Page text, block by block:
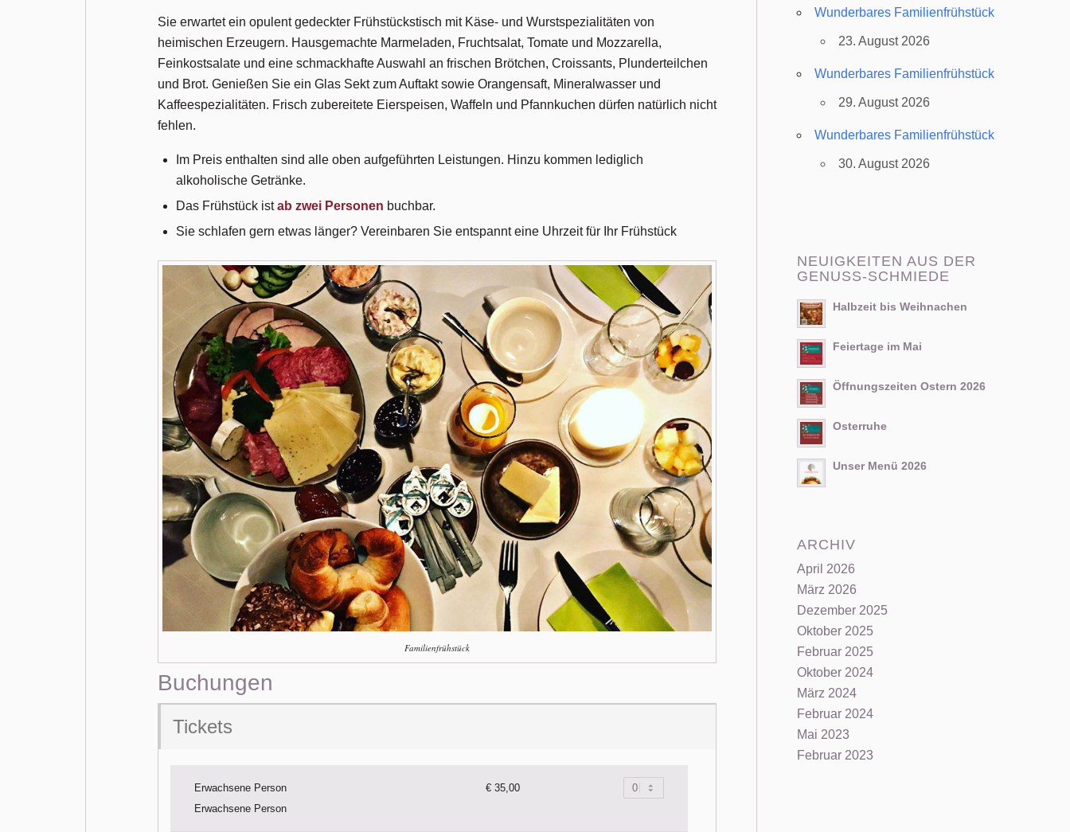
Sie erwartet ein opulent gedeckter Frühstückstisch mit Käse- und Wurstspezialitäten von
heimischen Erzeugern. Hausgemachte Marmeladen, Fruchtsalat, Tomate und Mozzarella,
Feinkostsalate und eine schmackhafte Auswahl an frischen Brötchen, Croissants, Plunderteilchen
und Brot. Genießen Sie ein Glas Sekt zum Auftakt sowie Orangensaft, Mineralwasser und
Kaffeespezialitäten. Frisch zubereitete Eierspeisen, Waffeln und Pfannkuchen dürfen natürlich nicht
fehlen.
Im Preis enthalten sind alle oben aufgeführten Leistungen. Hinzu kommen lediglich
alkoholische Getränke.
Das Frühstück istab zwei Personen buchbar.
Sie schlafen gern etwas länger? Vereinbaren Sie entspannt eine Uhrzeit für Ihr Frühstück
Familienfrühstück
Buchungen
Tickets
Erwachsene Person
Erwachsene Person
€ 35,00
Wunderbares Familienfrühstück
23. August 2026
Wunderbares Familienfrühstück
29. August 2026
Wunderbares Familienfrühstück
30. August 2026
NEUIGKEITEN AUS DER
GENUSS-SCHMIEDE
Halbzeit bis Weihnachen
Feiertage im Mai
Öffnungszeiten Ostern 2026
Osterruhe
Unser Menü 2026
ARCHIV
April 2026
März 2026
Dezember 2025
Oktober 2025
Februar 2025
Oktober 2024
März 2024
Februar 2024
Mai 2023
Februar 2023